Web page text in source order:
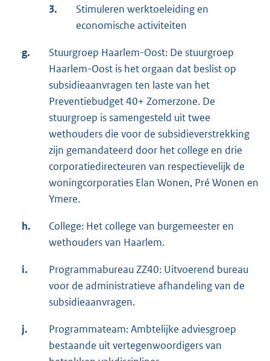
3.
Stimuleren werktoeleiding en
economische activiteiten
g.
Stuurgroep Haarlem-Oost: De stuurgroep
Haarlem-Oost is het orgaan dat beslist op
subsidieaanvragen ten laste van het
Preventiebudget 40+ Zomerzone. De
stuurgroep is samengesteld uit twee
wethouders die voor de subsidieverstrekking
zijn gemandateerd door het college en drie
corporatiedirecteuren van respectievelijk de
woningcorporaties Elan Wonen, Pré Wonen en
Ymere.
h.
College: Het college van burgemeester en
wethouders van Haarlem.
i.
Programmabureau ZZ40: Uitvoerend bureau
voor de administratieve afhandeling van de
subsidieaanvragen.
j.
Programmateam: Ambtelijke adviesgroep
bestaande uit vertegenwoordigers van